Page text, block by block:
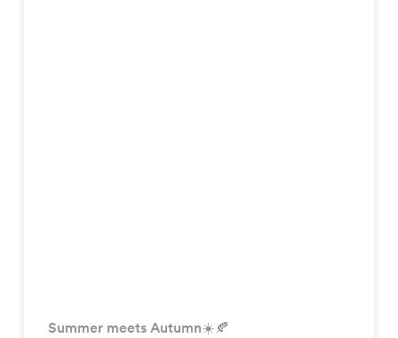
Summer meets Autumn☀️🍂